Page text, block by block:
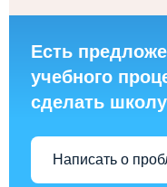
Есть
учебного
сделать
Написать о